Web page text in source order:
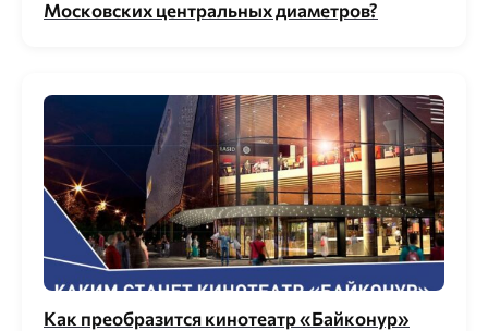
Московских центральных диаметров?
Как преобразится кинотеатр «Байконур»